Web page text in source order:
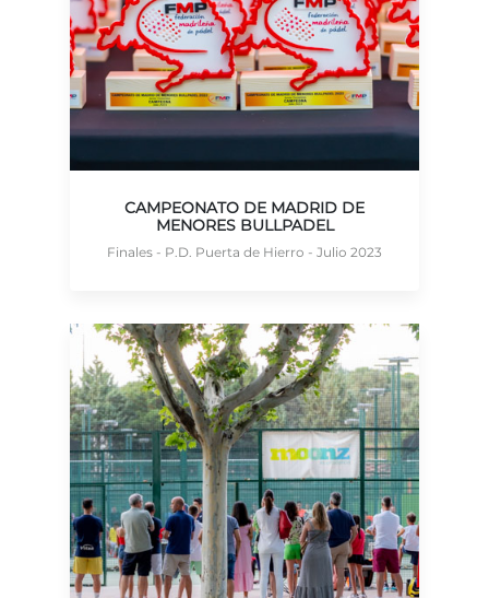
CAMPEONATO DE MADRID DE
MENORES BULLPADEL
Finales - P.D. Puerta de Hierro - Julio 2023